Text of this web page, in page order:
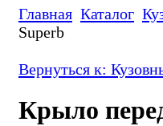
Главная Каталог
Superb
Вернуться к:
Крыло